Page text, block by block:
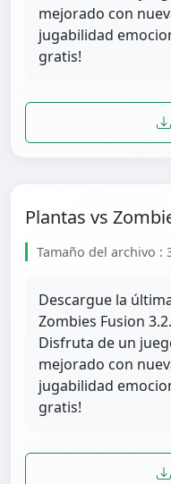
mejorado con
jugabilidad
gratis!
Plantas vs
Tamaño del archivo :
Descargue la
Zombies Fusion
Disfruta de un
mejorado con
jugabilidad
gratis!